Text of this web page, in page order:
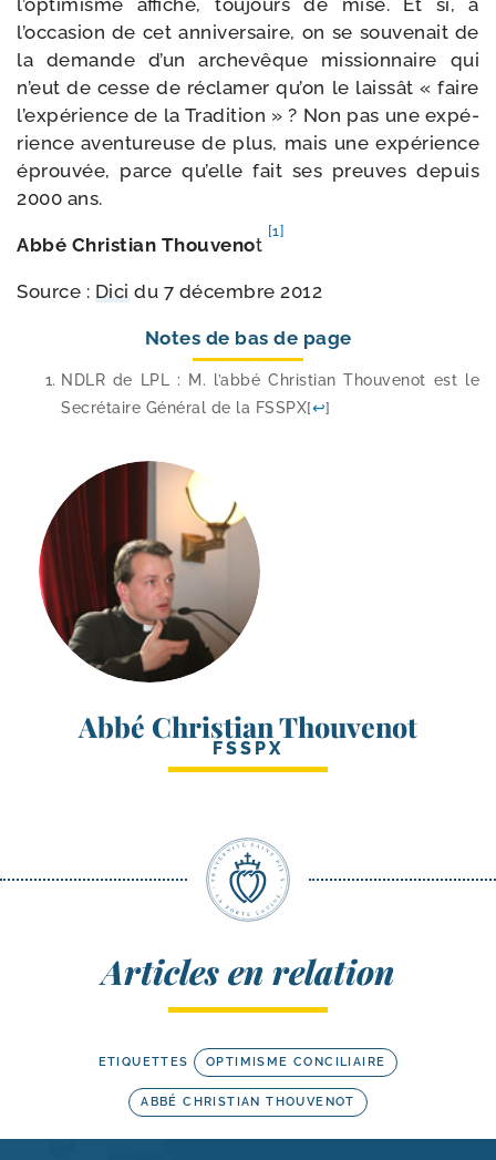
l’occasion de cet anni­ver­saire, on se sou­ve­nait de
la demande d’un arche­vêque mis­sion­naire qui
n’eut de cesse de récla­mer qu’on le lais­sât « faire
l’expérience de la Tradition » ? Non pas une expé­
rience aven­tu­reuse de plus, mais une expé­rience
éprou­vée, parce qu’elle fait ses preuves depuis
2000 ans.
Abbé Christian Thouvenot
[1]
Source : Dici du 7 décembre 2012
Notes de bas de page
NDLR de LPL : M. l’ab­bé Christian Thouvenot est le
Secrétaire Général de la FSSPX[↩]
Abbé Christian Thouvenot
FSSPX
Articles en relation
ETIQUETTES OPTIMISME CONCILIAIRE
ABBÉ CHRISTIAN THOUVENOT